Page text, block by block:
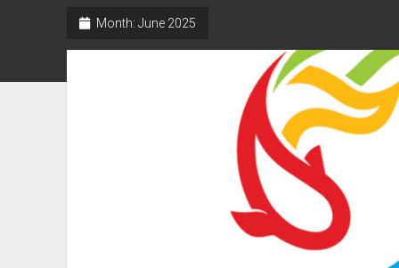
Month: June 2025